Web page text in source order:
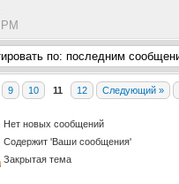
9 10 11 12 Следующий »
Нет новых сообщений
Содержит 'Ваши сообщения'
Закрытая тема